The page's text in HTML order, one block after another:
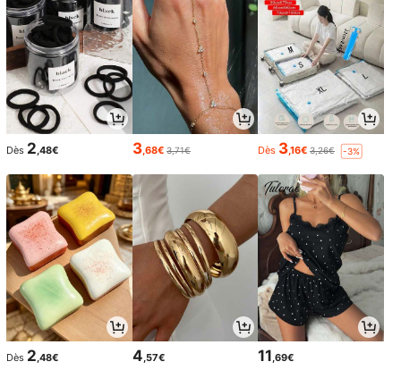
Dès 2,48€ 3,68€ 3,71€ Dès 3,16€ 3,26€ -3%
Dès 2,48€ 4,57€ 11,69€